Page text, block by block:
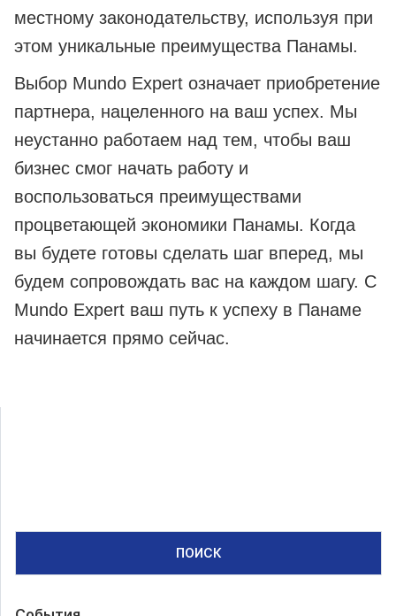
местному законодательству, используя при
этом уникальные преимущества Панамы.
Выбор Mundo Expert означает приобретение
партнера, нацеленного на ваш успех. Мы
неустанно работаем над тем, чтобы ваш
бизнес смог начать работу и
воспользоваться преимуществами
процветающей экономики Панамы. Когда
вы будете готовы сделать шаг вперед, мы
будем сопровождать вас на каждом шагу. С
Mundo Expert ваш путь к успеху в Панаме
начинается прямо сейчас.
ПОИСК